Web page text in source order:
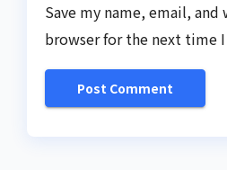
Save my name, email,
browser for the next time